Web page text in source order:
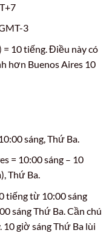
3
= 10 tiếng. Điều này có
hơn Buenos Aires 10
sáng, Thứ Ba.
= 10:00 sáng – 10
Thứ Ba.
tiếng từ 10:00 sáng
sáng Thứ Ba. Cần chú
10 giờ sáng Thứ Ba lùi